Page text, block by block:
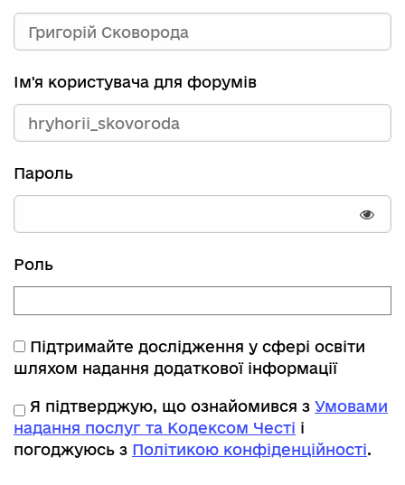
Ім'я користувача для форумів
Пароль
Роль
Підтримайте дослідження у сфері освіти
шляхом надання додаткової інформації
Я підтверджую, що ознайомився з Умовами
надання послуг та Кодексом Честі і
погоджуюсь з Політикою конфіденційності.